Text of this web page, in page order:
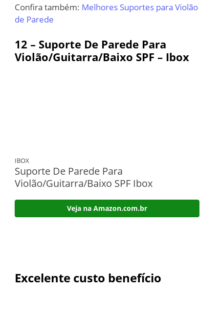
Confira também: Melhores Suportes para Violão
de Parede
12 – Suporte De Parede Para
Violão/Guitarra/Baixo SPF – Ibox
IBOX
Suporte De Parede Para
Violão/Guitarra/Baixo SPF Ibox
Veja na Amazon.com.br
Excelente custo benefício